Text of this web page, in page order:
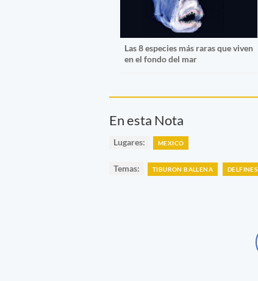
Las 8 especies más raras que viven
en el fondo del mar
En esta Nota
Lugares: MEXICO
Temas: TIBURON BALLENA DELFINES